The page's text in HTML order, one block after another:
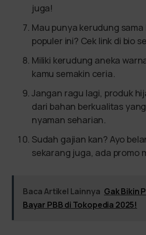
juga!
Mau punya kerudung
populer ini? Cek link di bio
Miliki kerudung aneka
kamu semakin ceria.
Jangan ragu lagi, produk
dari bahan berkualitas
nyaman seharian.
Sudah gajian kan? Ayo
sekarang juga, ada promo
Baca Artikel Lainnya Gak Bikin
Bayar PBB di Tokopedia 2025!